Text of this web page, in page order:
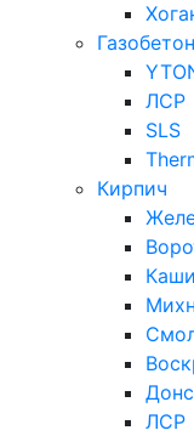
ЛСР
SLS
Кирпич
ЛСР